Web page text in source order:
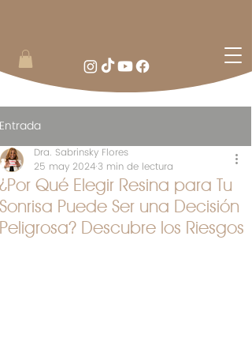
Entrada
¿Por Qué Elegir Resina para Tu
Sonrisa Puede Ser una Decisión
Peligrosa? Descubre los Riesgos
Dra. Sabrinsky Flores
25 may 2024 3 min de lectura